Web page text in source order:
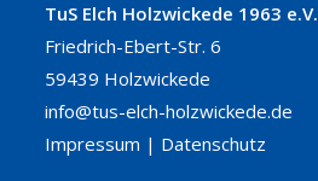
TuS Elch Holzwickede 1963 e.V.
Friedrich-Ebert-Str. 6
59439 Holzwickede
info@tus-elch-holzwickede.de
Impressum | Datenschutz